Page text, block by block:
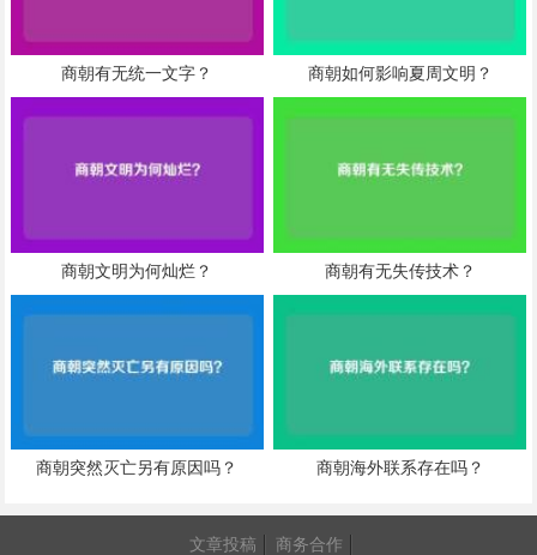
商朝有无统一文字？ 商朝如何影响夏周文明？
商朝文明为何灿烂？ 商朝有无失传技术？
商朝突然灭亡另有原因吗？ 商朝海外联系存在吗？
文章投稿 商务合作